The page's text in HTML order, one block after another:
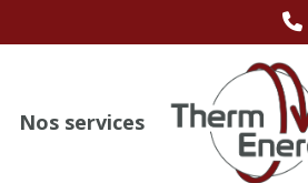
Nos services